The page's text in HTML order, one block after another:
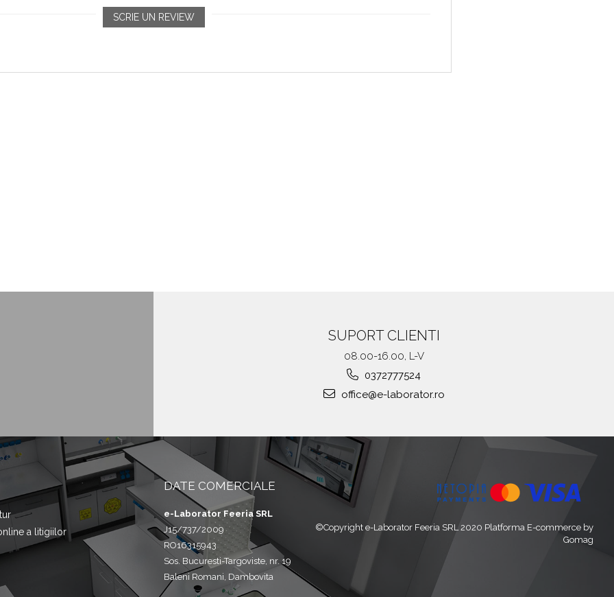
SCRIE UN REVIEW
SUPORT CLIENTI
08.00-16.00, L-V
0372777524
office@e-laborator.ro
a litigiilor
DATE COMERCIALE
e-Laborator Feeria SRL
J15/737/2009
RO16315943
Sos. Bucuresti-Targoviste, nr. 19
Baleni Romani, Dambovita
©Copyright e-Laborator Feeria SRL 2020 Platforma E-commerce by
Gomag